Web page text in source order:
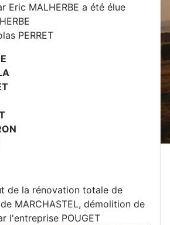
Eric MALHERBE a été élue
PERRET
de la rénovation totale de
MARCHASTEL, démolition de
l'entreprise POUGET